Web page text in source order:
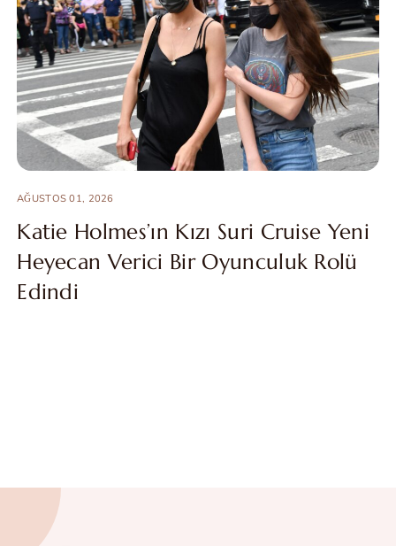
AĞUSTOS 01, 2026
Katie Holmes’ın Kızı Suri Cruise Yeni
Heyecan Verici Bir Oyunculuk Rolü
Edindi